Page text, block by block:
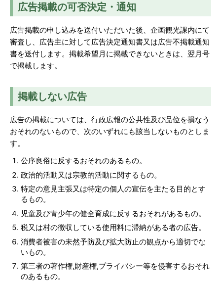
広告掲載の可否決定・通知
広告掲載の申し込みを送付いただいた後、企画観光課内にて
審査し、広告主に対して広告決定通知書又は広告不掲載通知
書を送付します。掲載希望月に掲載できないときは、翌月号
で掲載します。
掲載しない広告
広告の掲載については、行政広報の公共性及び品位を損なう
おそれのないもので、次のいずれにも該当しないものとしま
す。
公序良俗に反するおそれのあるもの。
政治的活動又は宗教的活動に関するもの。
特定の意見主張又は特定の個人の宣伝を主たる目的とす
るもの。
児童及び青少年の健全育成に反するおそれがあるもの。
税又は村の徴収している使用料に滞納がある者の広告。
消費者被害の未然予防及び拡大防止の観点から適切でな
いもの。
第三者の著作権,財産権,プライバシー等を侵害するおそれ
のあるもの。